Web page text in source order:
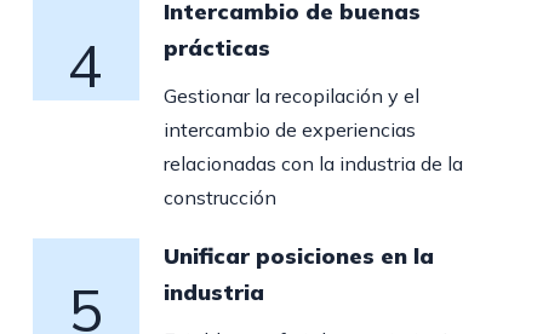
4
Intercambio de buenas
prácticas
Gestionar la recopilación y el
intercambio de experiencias
relacionadas con la industria de la
construcción
5
Unificar posiciones en la
industria